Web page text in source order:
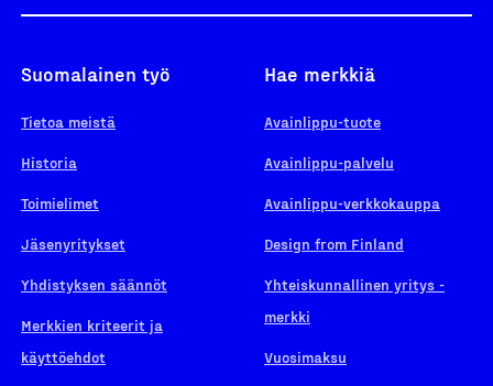
Suomalainen työ
Tietoa meistä
Historia
Toimielimet
Jäsenyritykset
Yhdistyksen säännöt
Merkkien kriteerit ja
käyttöehdot
Hae merkkiä
Avainlippu-tuote
Avainlippu-palvelu
Avainlippu-verkkokauppa
Design from Finland
Yhteiskunnallinen yritys -
merkki
Vuosimaksu